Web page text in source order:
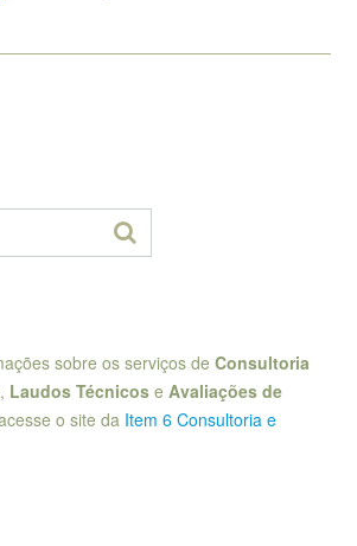
sobre os serviços de Consultoria
, Laudos Técnicos e Avaliações de
o site da Item 6 Consultoria e